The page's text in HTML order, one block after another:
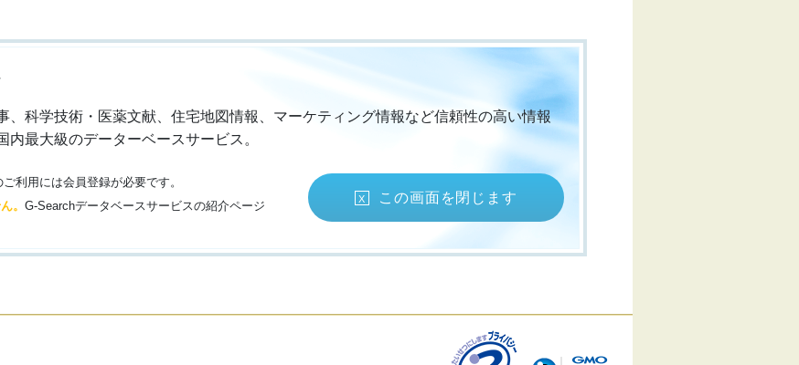
、科学技術・医薬文献、住宅地図情報、マーケティング情報など信頼性の高い情報
内最大級のデーターベースサービス。
利用には会員登録が必要です。
。G-Searchデータベースサービスの紹介ページ
この画面を閉じます